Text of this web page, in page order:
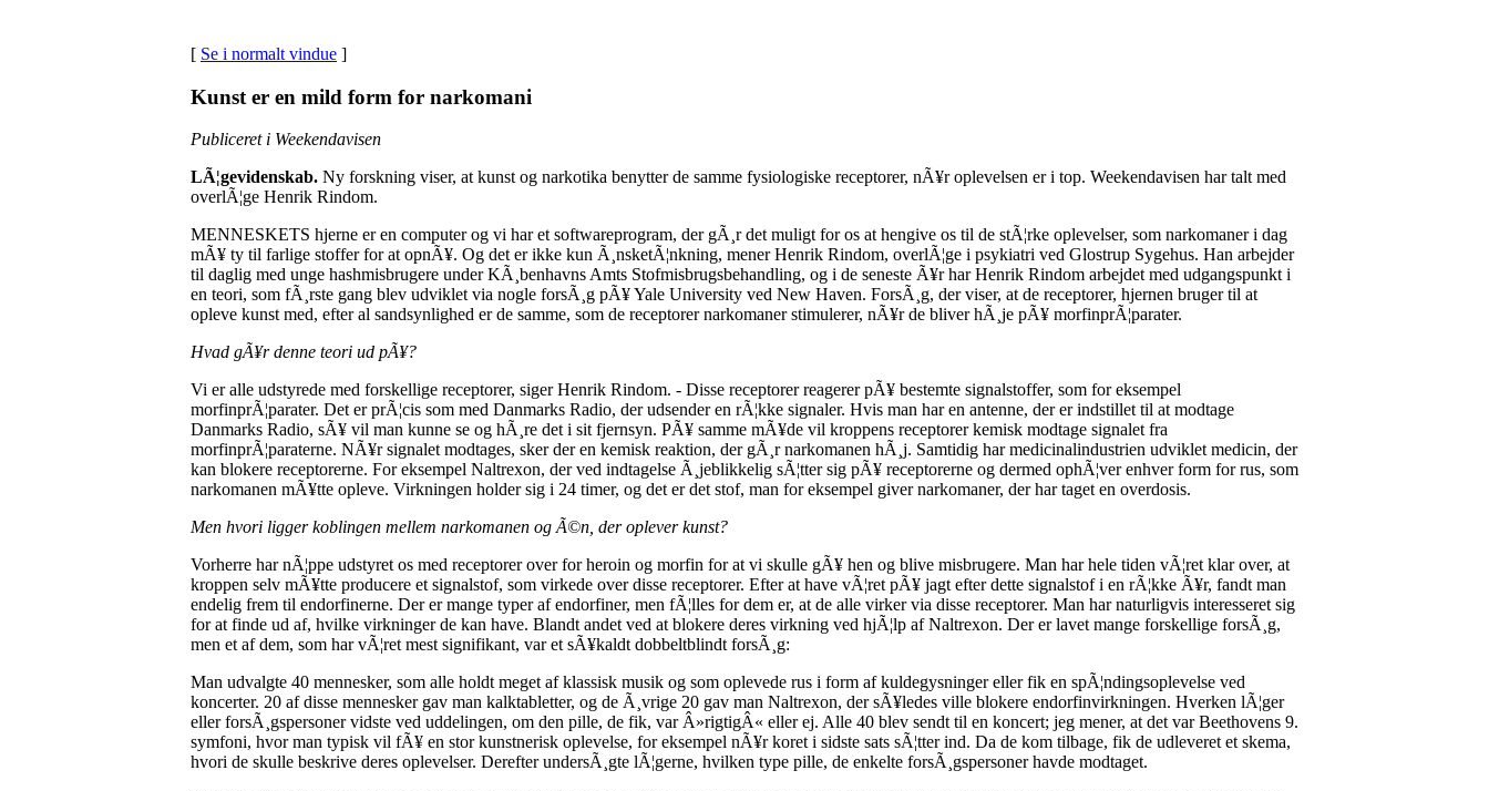
[ Se i normalt vindue ]
Kunst er en mild form for narkomani
Publiceret i Weekendavisen
LÃ¦gevidenskab. Ny forskning viser, at kunst og narkotika benytter de samme fysiologiske receptorer, nÃ¥r oplevelsen er i top. Weekendavisen har talt med
overlÃ¦ge Henrik Rindom.
MENNESKETS hjerne er en computer og vi har et softwareprogram, der gÃ¸r det muligt for os at hengive os til de stÃ¦rke oplevelser, som narkomaner i dag
mÃ¥ ty til farlige stoffer for at opnÃ¥. Og det er ikke kun Ã¸nsketÃ¦nkning, mener Henrik Rindom, overlÃ¦ge i psykiatri ved Glostrup Sygehus. Han arbejder
til daglig med unge hashmisbrugere under KÃ¸benhavns Amts Stofmisbrugsbehandling, og i de seneste Ã¥r har Henrik Rindom arbejdet med udgangspunkt i
en teori, som fÃ¸rste gang blev udviklet via nogle forsÃ¸g pÃ¥ Yale University ved New Haven. ForsÃ¸g, der viser, at de receptorer, hjernen bruger til at
opleve kunst med, efter al sandsynlighed er de samme, som de receptorer narkomaner stimulerer, nÃ¥r de bliver hÃ¸je pÃ¥ morfinprÃ¦parater.
Hvad gÃ¥r denne teori ud pÃ¥?
Vi er alle udstyrede med forskellige receptorer, siger Henrik Rindom. - Disse receptorer reagerer pÃ¥ bestemte signalstoffer, som for eksempel
morfinprÃ¦parater. Det er prÃ¦cis som med Danmarks Radio, der udsender en rÃ¦kke signaler. Hvis man har en antenne, der er indstillet til at modtage
Danmarks Radio, sÃ¥ vil man kunne se og hÃ¸re det i sit fjernsyn. PÃ¥ samme mÃ¥de vil kroppens receptorer kemisk modtage signalet fra
morfinprÃ¦paraterne. NÃ¥r signalet modtages, sker der en kemisk reaktion, der gÃ¸r narkomanen hÃ¸j. Samtidig har medicinalindustrien udviklet medicin, der
kan blokere receptorerne. For eksempel Naltrexon, der ved indtagelse Ã¸jeblikkelig sÃ¦tter sig pÃ¥ receptorerne og dermed ophÃ¦ver enhver form for rus, som
narkomanen mÃ¥tte opleve. Virkningen holder sig i 24 timer, og det er det stof, man for eksempel giver narkomaner, der har taget en overdosis.
Men hvori ligger koblingen mellem narkomanen og Ã©n, der oplever kunst?
Vorherre har nÃ¦ppe udstyret os med receptorer over for heroin og morfin for at vi skulle gÃ¥ hen og blive misbrugere. Man har hele tiden vÃ¦ret klar over, at
kroppen selv mÃ¥tte producere et signalstof, som virkede over disse receptorer. Efter at have vÃ¦ret pÃ¥ jagt efter dette signalstof i en rÃ¦kke Ã¥r, fandt man
endelig frem til endorfinerne. Der er mange typer af endorfiner, men fÃ¦lles for dem er, at de alle virker via disse receptorer. Man har naturligvis interesseret sig
for at finde ud af, hvilke virkninger de kan have. Blandt andet ved at blokere deres virkning ved hjÃ¦lp af Naltrexon. Der er lavet mange forskellige forsÃ¸g,
men et af dem, som har vÃ¦ret mest signifikant, var et sÃ¥kaldt dobbeltblindt forsÃ¸g:
Man udvalgte 40 mennesker, som alle holdt meget af klassisk musik og som oplevede rus i form af kuldegysninger eller fik en spÃ¦ndingsoplevelse ved
koncerter. 20 af disse mennesker gav man kalktabletter, og de Ã¸vrige 20 gav man Naltrexon, der sÃ¥ledes ville blokere endorfinvirkningen. Hverken lÃ¦ger
eller forsÃ¸gspersoner vidste ved uddelingen, om den pille, de fik, var Â»rigtigÂ« eller ej. Alle 40 blev sendt til en koncert; jeg mener, at det var Beethovens 9.
symfoni, hvor man typisk vil fÃ¥ en stor kunstnerisk oplevelse, for eksempel nÃ¥r koret i sidste sats sÃ¦tter ind. Da de kom tilbage, fik de udleveret et skema,
hvori de skulle beskrive deres oplevelser. Derefter undersÃ¸gte lÃ¦gerne, hvilken type pille, de enkelte forsÃ¸gspersoner havde modtaget.